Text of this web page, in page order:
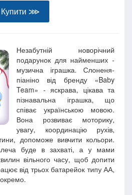
Купити ⋙
Незабутній новорічний
подарунок для найменших -
музична іграшка. Слоненя-
піаніно від бренду «Baby
Team» - яскрава, цікава та
пізнавальна іграшка, що
співає українською мовою.
Вона розвиває моторику,
увагу, координацію рухів,
допоможе вивчити кольори.
буде в захваті, а у мами
вільного часу, щоб допити
від трьох батарейок типу АА,